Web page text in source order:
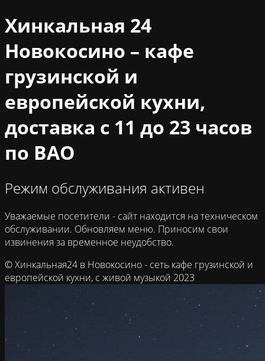
Хинкальная 24
Новокосино – кафе
грузинской и
европейской кухни,
доставка с 11 до 23 часов
по ВАО
Режим обслуживания активен
Уважаемые посетители - сайт находится на техническом
обслуживании. Обновляем меню. Приносим свои
извинения за временное неудобство.
© Хинкальная24 в Новокосино - сеть кафе грузинской и
европейской кухни, с живой музыкой 2023